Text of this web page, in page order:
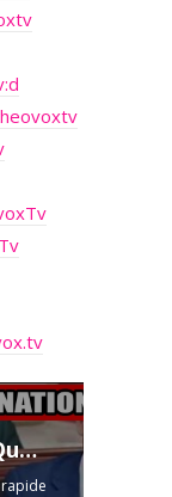
trompe qui ?